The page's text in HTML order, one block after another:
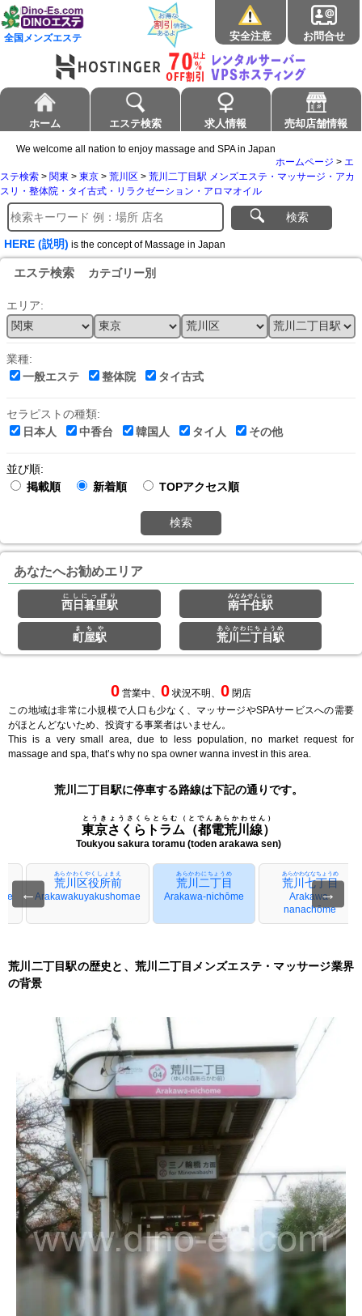
全国メンズエステ 安全注意 お問合せ
ホーム エステ検索 求人情報 売却店舗情報
We welcome all nation to enjoy massage and SPA in Japan
ホームページ > エ
ステ検索 > 関東 > 東京 > 荒川区 > 荒川二丁目駅 メンズエステ・マッサージ・アカ
スリ・整体院・タイ古式・リラクゼーション・アロマオイル
検索
HERE (説明) is the concept of Massage in Japan
エステ検索 カテゴリー別
エリア:
業種:
一般エステ
整体院 タイ古式
セラピストの種類:
日本人
中香台 韓国人 タイ人 その他
並び順:
掲載順
新着順 TOPアクセス順
検索
あなたへお勧めエリア
西日暮里駅
にしにっぽり
南千住駅
みなみせんじゅ
町屋駅
まちや
荒川二丁目駅
あらかわにちょうめ
0 営業中、 0 状況不明、 0 閉店
この地域は非常に小規模で人口も少なく、マッサージやSPAサービスへの需要
がほとんどないため、投資する事業者はいません。
This is a very small area, due to less population, no market request for
massage and spa, that’s why no spa owner wanna invest in this area.
荒川二丁目駅に停車する路線は下記の通りです。
東京さくらトラム（都電荒川線）
とうきょうさくらとらむ（とでんあらかわせん）
Toukyou sakura toramu (toden arakawa sen)
←
荒川区役所前
あらかわくやくしょまえ
Arakawakuyakushomae
荒川二丁目
あらかわにちょうめ
Arakawa-nichōme
荒川七丁目
あらかわななちょうめ
Arakawa-
nanachōme
→
荒川二丁目駅の歴史と、荒川二丁目メンズエステ・マッサージ業界
の背景